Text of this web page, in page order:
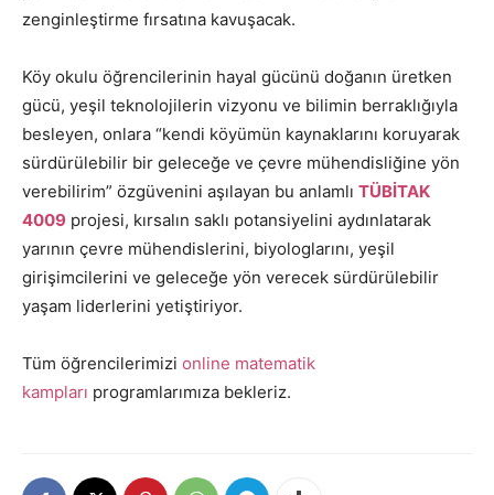
zenginleştirme fırsatına kavuşacak.
Köy okulu öğrencilerinin hayal gücünü doğanın üretken
gücü, yeşil teknolojilerin vizyonu ve bilimin berraklığıyla
besleyen, onlara “kendi köyümün kaynaklarını koruyarak
sürdürülebilir bir geleceğe ve çevre mühendisliğine yön
verebilirim” özgüvenini aşılayan bu anlamlı TÜBİTAK
4009 projesi, kırsalın saklı potansiyelini aydınlatarak
yarının çevre mühendislerini, biyologlarını, yeşil
girişimcilerini ve geleceğe yön verecek sürdürülebilir
yaşam liderlerini yetiştiriyor.
Tüm öğrencilerimizi online matematik
kampları programlarımıza bekleriz.